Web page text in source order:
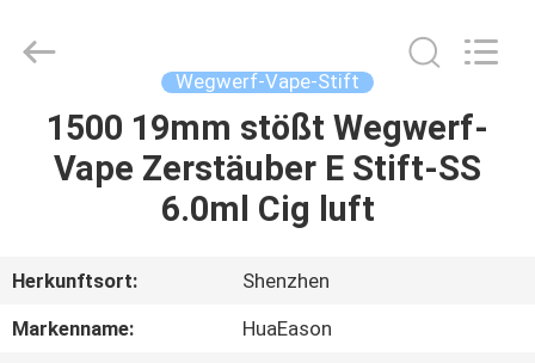
HAUS
PRODUKTE
VIDEOS
Wegwerf-Vape-Stift
1500 19mm stößt Wegwerf-
Vape Zerstäuber E Stift-SS
6.0ml Cig luft
Herkunftsort:
Shenzhen
Markenname:
HuaEason